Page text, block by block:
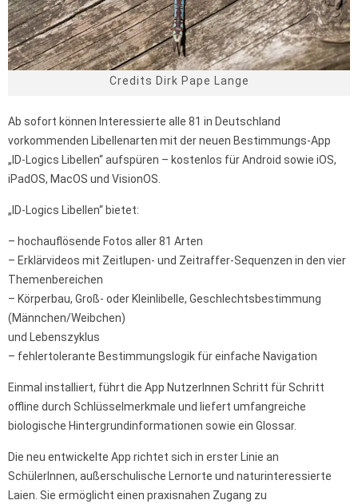
Credits Dirk Pape Lange
Ab sofort können Interessierte alle 81 in Deutschland
vorkommenden Libellenarten mit der neuen Bestimmungs-App
„ID-Logics Libellen“ aufspüren – kostenlos für Android sowie iOS,
iPadOS, MacOS und VisionOS.
„ID-Logics Libellen“ bietet:
– hochauflösende Fotos aller 81 Arten
– Erklärvideos mit Zeitlupen- und Zeitraffer-Sequenzen in den vier
Themenbereichen
– Körperbau, Groß- oder Kleinlibelle, Geschlechtsbestimmung
(Männchen/Weibchen)
und Lebenszyklus
– fehlertolerante Bestimmungslogik für einfache Navigation
Einmal installiert, führt die App NutzerInnen Schritt für Schritt
offline durch Schlüsselmerkmale und liefert umfangreiche
biologische Hintergrundinformationen sowie ein Glossar.
Die neu entwickelte App richtet sich in erster Linie an
SchülerInnen, außerschulische Lernorte und naturinteressierte
Laien. Sie ermöglicht einen praxisnahen Zugang zu